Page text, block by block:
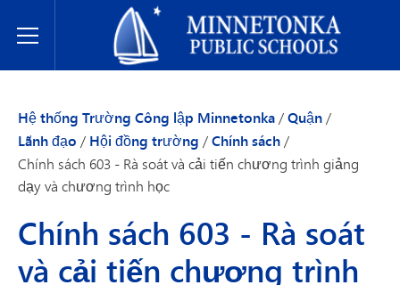
Toggle Menu
Hệ thống Trường Công lập Minnetonka
Hệ thống Trường Công lập Minnetonka/Quận/
Lãnh đạo / Hội đồng trường /Chính sách/
Chính sách 603 - Rà soát và cải tiến chương trình giảng
dạy và chương trình học
Chính sách 603 - Rà soát
và cải tiến chương trình